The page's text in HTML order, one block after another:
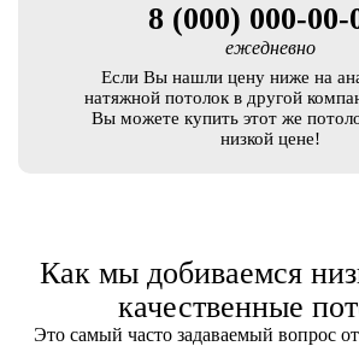
8 (000) 000-00-
ежедневно
Если Вы нашли цену ниже на
натяжной потолок в другой
Вы можете купить этот же
низкой цене!
Как мы добиваемся
качественные
Это самый часто задаваемый вопрос